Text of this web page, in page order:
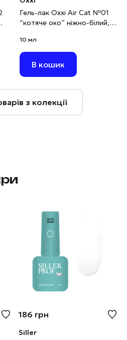
Гель-лак Oxxi Air Cat №01
“котяче око” ніжно-білий,
10 мл
В кошик
з колекції
186 грн
Siller